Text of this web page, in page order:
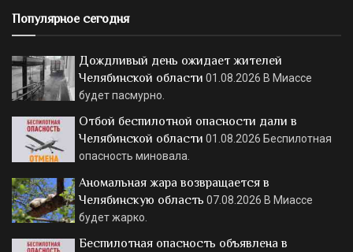
Популярное сегодня
Дождливый день ожидает жителей
Челябинской области 01.08.2026 В Миассе
будет пасмурно.
Отбой беспилотной опасности дали в
Челябинской области 01.08.2026 Беспилотная
опасность миновала.
Аномальная жара возвращается в
Челябинскую область 07.08.2026 В Миассе
будет жарко.
Беспилотная опасность объявлена в